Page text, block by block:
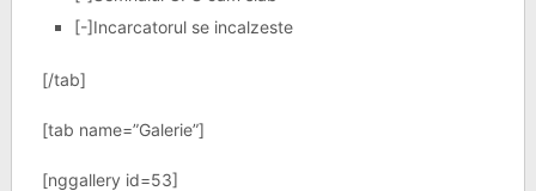
[-]Incarcatorul se incalzeste
[/tab]
[tab name=”Galerie”]
[nggallery id=53]